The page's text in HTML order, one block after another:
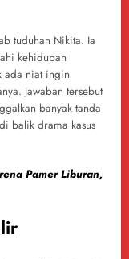
tuduhan Nikita. Ia
kehidupan
ada niat ingin
Jawaban tersebut
banyak tanda
balik drama kasus
Pamer Liburan,